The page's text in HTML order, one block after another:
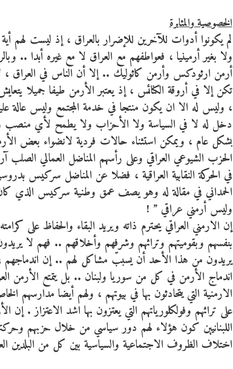
الخصوصية والمثابرة
لم يكونوا أدوات للآخرين للإضرار بالعراق ، إذ ليست لهم
ولا بغير أرمينيا ، فعواطفهم مع العراق لا مع غيره أبدا ..
أرمن ارثودكس وأرمن كاثوليك .. إلا أن الناس في العراق ،
تكن إلا في أروقة الكنائس ، إذ يعتبر الأرمن طيفا جميلا
، وليس له الا ان يكون منتجا في خدمة المجتمع وليس عالة
دخل له لا في السياسة ولا الأحزاب ولا يطمح لأي منصب
بشكل عام ، ويمكن استثناء حالات فردية لانضواء بعض
الحزب الشيوعي العراقي وعلى رأسهم المناضل العمالي
في الحركة النقابية العراقية ، فضلا عن المناضل سركيس
الحمداني في مقالة له وهو يصف عمق وطنية سركيس الذي كان
وليس أرمني عراقي ” !
إن الارمني العراقي يحترم ذاته ويريد البقاء والحفاظ على
بنفسهم وبقوميتهم وتراثهم وشرفهم وأخلاقهم .. فهم لا
يريدون من هذا الأحد أن يسببّ مشاكل لهم .. إن اندماجهم في
اندماج الأرمن في كل من سوريا ولبنان .. بل يتمتع الأرمن
الارمنية التي يتحادثون بها في بيوتهم ، ولهم أيضا مدارسهم
على تراثهم وفولكلورياتهم التي يعتزون بها اشد الاعتزاز . إن
اللبنانيين كون هؤلاء لهم دور سياسي من خلال حزبهم
اختلاف الظروف الاجتماعية والسياسية بين كل من البلدين